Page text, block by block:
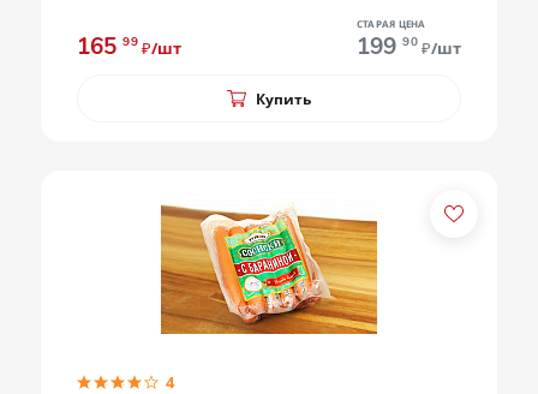
165 99 ₽/шт
СТАРАЯ ЦЕНА
199 90 ₽/шт
Купить
4